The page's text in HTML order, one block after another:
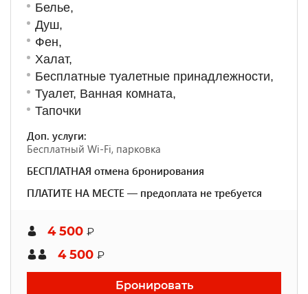
Белье,
Душ,
Фен,
Халат,
Бесплатные туалетные принадлежности,
Туалет, Ванная комната,
Тапочки
Доп. услуги:
Бесплатный Wi-Fi, парковка
БЕСПЛАТНАЯ отмена бронирования
ПЛАТИТЕ НА МЕСТЕ — предоплата не требуется
4 500 ₽
4 500 ₽
Бронировать